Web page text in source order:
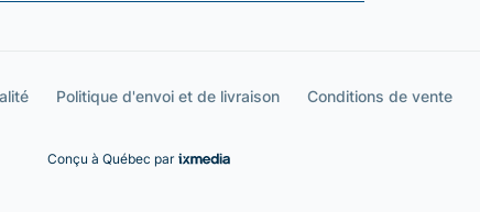
Politique d'envoi et de livraison Conditions de vente
Conçu à Québec par